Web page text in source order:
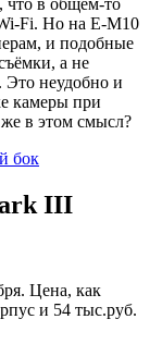
что в общем-то
Fi. Но на E-M10
и подобные
а не
Это неудобно и
камеры при
в этом смысл?
III
Цена, как
и 54 тыс.руб.